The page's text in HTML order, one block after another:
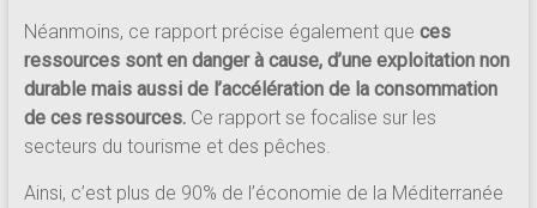
Néanmoins, ce rapport précise également que ces
ressources sont en danger à cause, d’une exploitation non
durable mais aussi de l’accélération de la consommation
de ces ressources.Ce rapport se focalise sur les
secteurs du tourisme et des pêches.
Ainsi, c’est plus de 90% de l’économie de la Méditerranée